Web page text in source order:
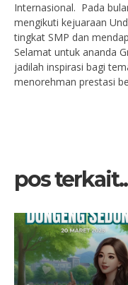
Internasional. Pada
mengikuti kejuaraan
tingkat SMP dan
Selamat untuk ananda
jadilah inspirasi bagi
menorehman prestasi
pos